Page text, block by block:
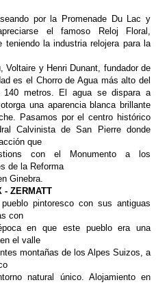
por la Promenade Du Lac y
el famoso Reloj Floral,
teniendo la industria relojera para la
Voltaire y Henri Dunant, fundadorde
es el Chorro de Agua más altodel
140 metros. El agua se dispara a
una aparencia blanca brillante
Pasamos por el centro histórico
Calvinistade San Pierre donde
que
con el Monumento a los
de la Reforma
Ginebra.
- ZERMATT
pintoresco con sus antiguas
con
en que este pueblo era una
el valle
montañas de los Alpes Suizos,a
natural único. Alojamiento en